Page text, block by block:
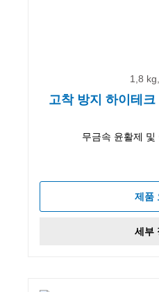
1,8
고착 방지 하이테
무금속 윤활제 및
제품
세부